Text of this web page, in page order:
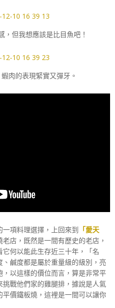
，但我想應該是比目魚吧！
肉的表現緊實又彈牙。
項料理選擇，上回來到 「愛天
店，既然是一間有歷史的老店，
何以能此生存近三十年，「名
鹹度都是屬於重量級的級別，亮
以這樣的價位而言，算是非常平
戰他們家的雞腿排，據說是人氣
價鐵板燒，這裡是一間可以讓你